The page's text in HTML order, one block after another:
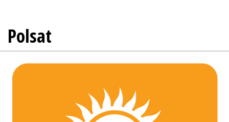
Polsat